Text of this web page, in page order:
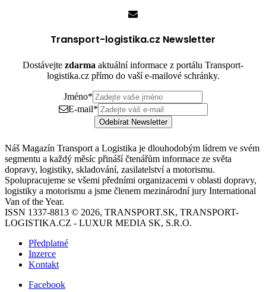
Transport-logistika.cz Newsletter
Dostávejte zdarma aktuální informace z portálu Transport-
logistika.cz přímo do vaší e-mailové schránky.
Jméno*
E-mail*
Odebírat Newsletter
Náš Magazín Transport a Logistika je dlouhodobým lídrem ve svém
segmentu a každý měsíc přináší čtenářům informace ze světa
dopravy, logistiky, skladování, zasilatelství a motorismu.
Spolupracujeme se všemi předními organizacemi v oblasti dopravy,
logistiky a motorismu a jsme členem mezinárodní jury International
Van of the Year.
ISSN 1337-8813 © 2026, TRANSPORT.SK, TRANSPORT-
LOGISTIKA.CZ - LUXUR MEDIA SK, S.R.O.
Předplatné
Inzerce
Kontakt
Facebook